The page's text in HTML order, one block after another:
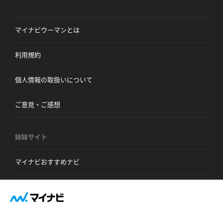
マイナビウーマンとは
利用規約
個人情報の取扱いについて
ご意見・ご感想
姉妹サイト
マイナビおすすめナビ